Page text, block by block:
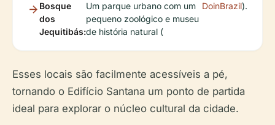
Bosque
dos
Jequitibás:
Um parque urbano com um
pequeno zoológico e museu
de história natural (
DoinBrazil).
Esses locais são facilmente acessíveis a pé,
tornando o Edifício Santana um ponto de partida
ideal para explorar o núcleo cultural da cidade.